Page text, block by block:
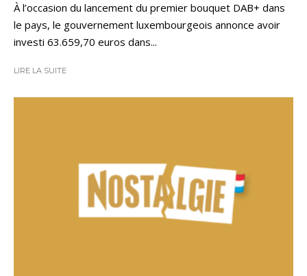
À l’occasion du lancement du premier bouquet DAB+ dans
le pays, le gouvernement luxembourgeois annonce avoir
investi 63.659,70 euros dans...
LIRE LA SUITE